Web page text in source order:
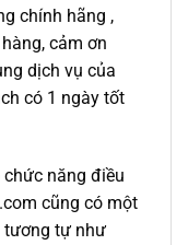
chính hãng ,
cảm ơn
dịch vụ của
có 1 ngày tốt
năng điều
cũng có một
tương tự như